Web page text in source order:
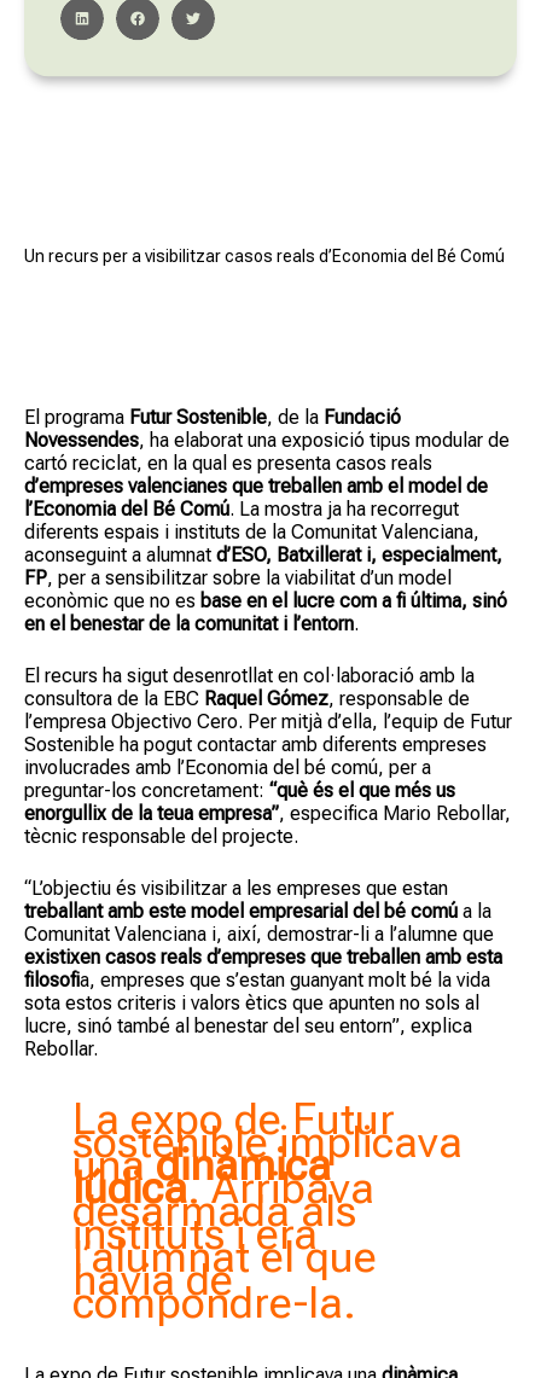
Un recurs per a visibilitzar casos reals d’Economia del Bé Comú
El programa Futur Sostenible, de la Fundació
Novessendes, ha elaborat una exposició tipus modular de
cartó reciclat, en la qual es presenta casos reals
d’empreses valencianes que treballen amb el model de
l’Economia del Bé Comú. La mostra ja ha recorregut
diferents espais i instituts de la Comunitat Valenciana,
aconseguint a alumnat d’ESO, Batxillerat i, especialment,
FP, per a sensibilitzar sobre la viabilitat d’un model
econòmic que no es base en el lucre com a fi última, sinó
en el benestar de la comunitat i l’entorn.
El recurs ha sigut desenrotllat en col·laboració amb la
consultora de la EBC Raquel Gómez, responsable de
l’empresa Objectivo Cero. Per mitjà d’ella, l’equip de Futur
Sostenible ha pogut contactar amb diferents empreses
involucrades amb l’Economia del bé comú, per a
preguntar-los concretament: “què és el que més us
enorgullix de la teua empresa”, especifica Mario Rebollar,
tècnic responsable del projecte.
“L’objectiu és visibilitzar a les empreses que estan
treballant amb este model empresarial del bé comú a la
Comunitat Valenciana i, així, demostrar-li a l’alumne que
existixen casos reals d’empreses que treballen amb esta
filosofia, empreses que s’estan guanyant molt bé la vida
sota estos criteris i valors ètics que apunten no sols al
lucre, sinó també al benestar del seu entorn”, explica
Rebollar.
La expo de Futur
sostenible implicava
unadinàmica
lúdica. Arribava
desarmada als
instituts i era
l’alumnat el que
havia de
compondre-la.